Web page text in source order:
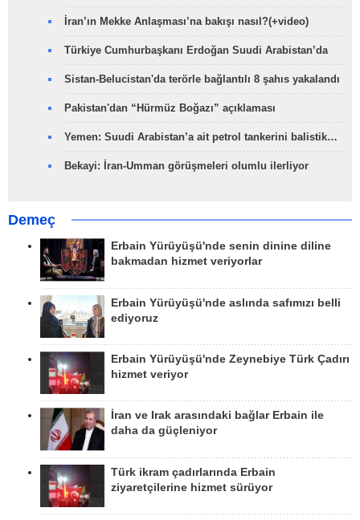
İran’ın Mekke Anlaşması’na bakışı nasıl?(+video)
Türkiye Cumhurbaşkanı Erdoğan Suudi Arabistan’da
Sistan-Belucistan'da terörle bağlantılı 8 şahıs yakalandı
Pakistan'dan “Hürmüz Boğazı” açıklaması
Yemen: Suudi Arabistan’a ait petrol tankerini balistik…
Bekayi: İran-Umman görüşmeleri olumlu ilerliyor
Demeç
Erbain Yürüyüşü'nde senin dinine diline
bakmadan hizmet veriyorlar
Erbain Yürüyüşü'nde aslında safımızı belli
ediyoruz
Erbain Yürüyüşü'nde Zeynebiye Türk Çadırı
hizmet veriyor
İran ve Irak arasındaki bağlar Erbain ile
daha da güçleniyor
Türk ikram çadırlarında Erbain
ziyaretçilerine hizmet sürüyor